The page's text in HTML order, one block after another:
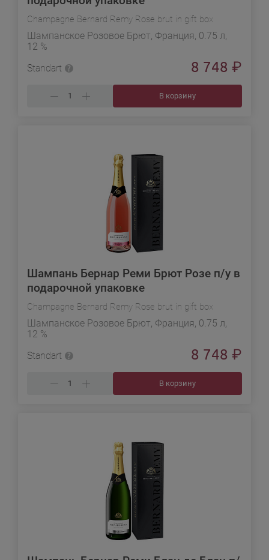
Champagne Bernard Remy Rose brut in gift box
Шампанское Розовое Брют, Франция, 0.75 л,
12 %
Standart
8 748 ₽
В корзину
Шампань Бернар Реми Брют Розе п/у в
подарочной упаковке
Champagne Bernard Remy Rose brut in gift box
Шампанское Розовое Брют, Франция, 0.75 л,
12 %
Standart
8 748 ₽
В корзину